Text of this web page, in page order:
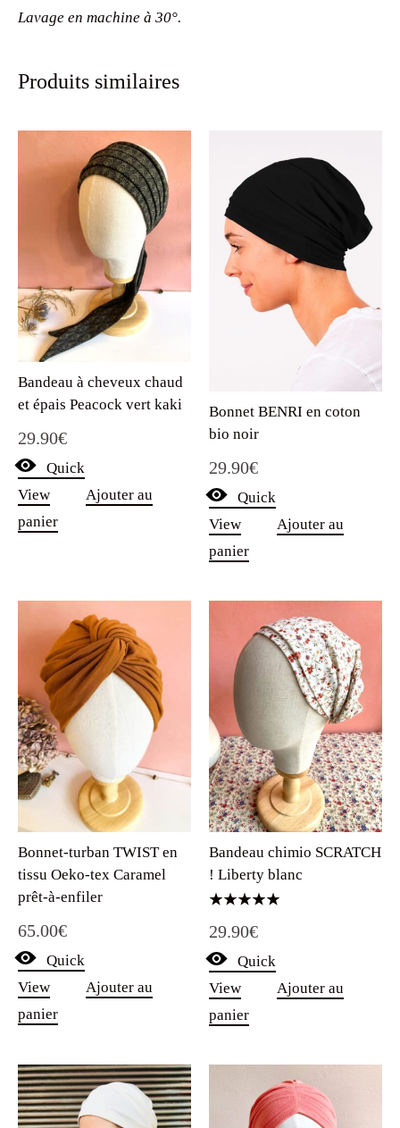
Lavage en machine à 30°.
Produits similaires
Bandeau à cheveux chaud
et épais Peacock vert kaki
29.90€
Quick
View
Ajouter au
panier
Bonnet BENRI en coton
bio noir
29.90€
Quick
View
Ajouter au
panier
Bonnet-turban TWIST en
tissu Oeko-tex Caramel
prêt-à-enfiler
65.00€
Quick
View
Ajouter au
panier
Bandeau chimio SCRATCH
! Liberty blanc
5.00
29.90€
Quick
View
Ajouter au
panier